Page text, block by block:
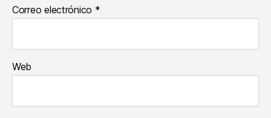
Correo electrónico *
Web